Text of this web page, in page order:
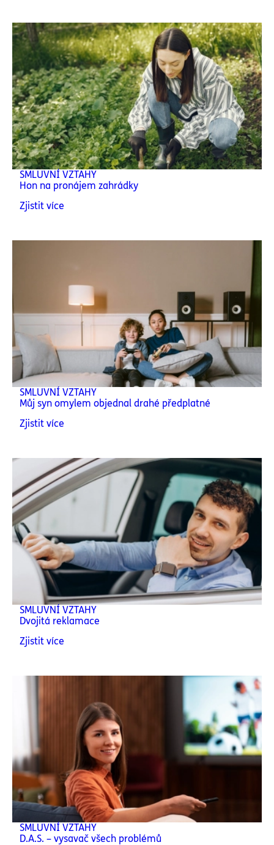
SMLUVNÍ VZTAHY
Hon na pronájem zahrádky
Zjistit více
SMLUVNÍ VZTAHY
Můj syn omylem objednal drahé předplatné
Zjistit více
SMLUVNÍ VZTAHY
Dvojitá reklamace
Zjistit více
SMLUVNÍ VZTAHY
D.A.S. – vysavač všech problémů